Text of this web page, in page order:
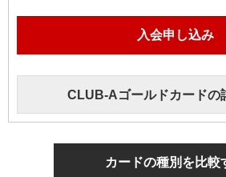
入会申し込み
CLUB-Aゴールドカードの
カードの種別を比較